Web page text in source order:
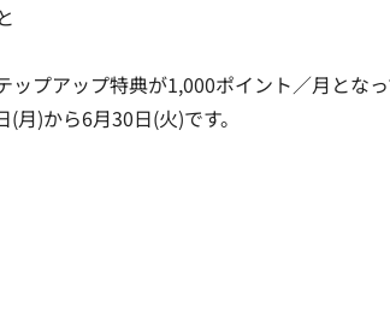
プアップ特典が1,000ポイント／月とな
)から6月30日(火)です。